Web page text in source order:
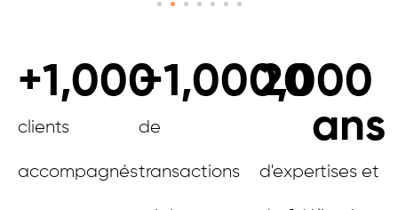
clients
accompagnés
+1,000
de
transactions
+1,000,000
d'expertises et
20
ans